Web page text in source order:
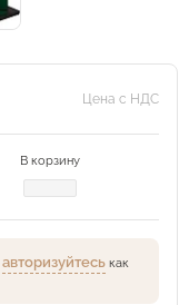
Цена с НДС
В корзину
авторизуйтесь как